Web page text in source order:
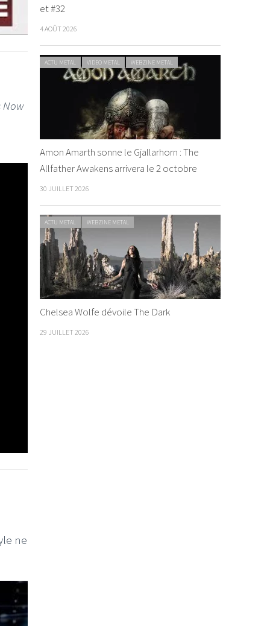
Now
ne
et #32
4 AOÛT 2026
ACTU METAL VIDEO METAL WEBZINE METAL
Amon Amarth sonne le Gjallarhorn : The
Allfather Awakens arrivera le 2 octobre
30 JUILLET 2026
ACTU METAL WEBZINE METAL
Chelsea Wolfe dévoile The Dark
29 JUILLET 2026